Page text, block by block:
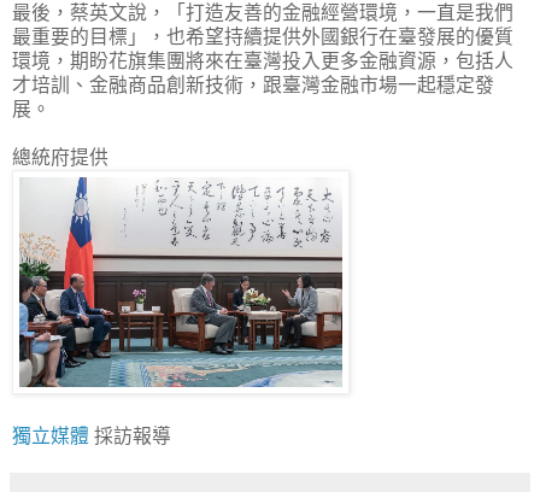
最後，蔡英文說，「打造友善的金融經營環境，一直是我們
最重要的目標」，也希望持續提供外國銀行在臺發展的優質
環境，期盼花旗集團將來在臺灣投入更多金融資源，包括人
才培訓、金融商品創新技術，跟臺灣金融市場一起穩定發
展。
總統府提供
獨立媒體 採訪報導